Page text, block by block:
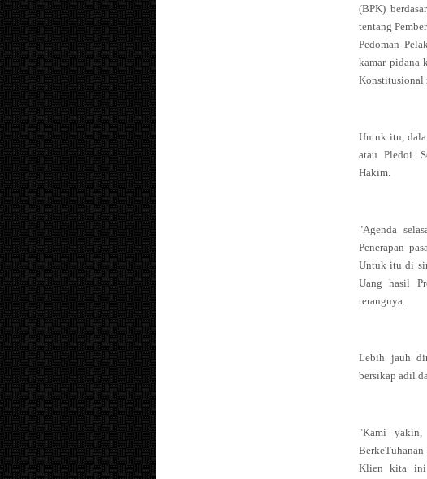
(BPK)
tentang
Pedoman
kamar pidana
Konstitusional
Untuk itu,
atau Pledoi.
Hakim.
"Agenda
Penerapan
Untuk itu di
Uang hasil
terangnya.
Lebih jauh
bersikap adil
"Kami
Klien kita ini